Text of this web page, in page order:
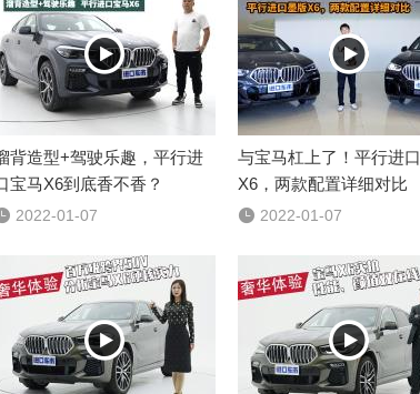

背造型+驾驶乐趣，平行进
宝马X6到底香不香？
2022-01-07

与宝马杠上了！平行进
X6，两款配置详细对比
 2022-01-07
 